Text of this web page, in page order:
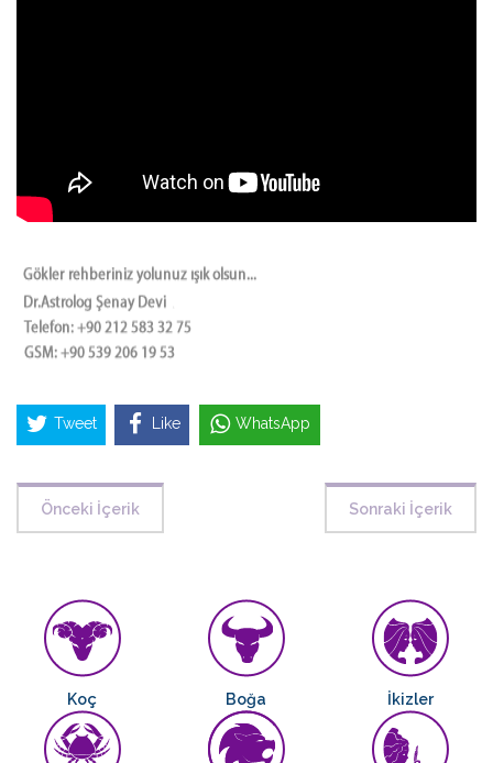
Tweet Like WhatsApp
Önceki İçerik Sonraki İçerik
Koç Boğa İkizler